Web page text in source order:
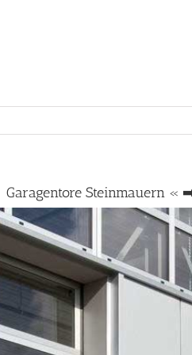
Garagentore Steinmauern «